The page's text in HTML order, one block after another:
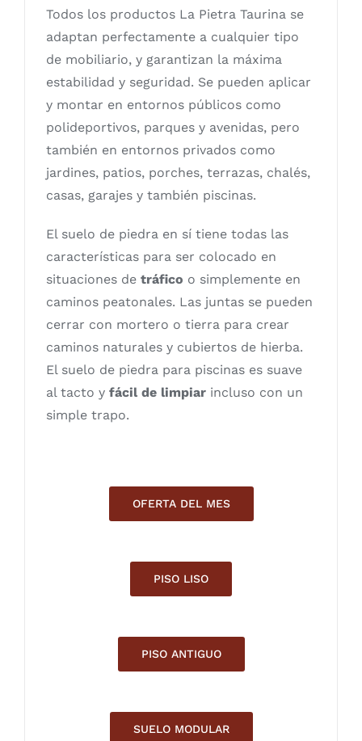
Todos los productos La Pietra Taurina se
adaptan perfectamente a cualquier tipo
de mobiliario, y garantizan la máxima
estabilidad y seguridad. Se pueden aplicar
y montar en entornos públicos como
polideportivos, parques y avenidas, pero
también en entornos privados como
jardines, patios, porches, terrazas, chalés,
casas, garajes y también piscinas.
El suelo de piedra en sí tiene todas las
características para ser colocado en
situaciones de tráfico o simplemente en
caminos peatonales. Las juntas se pueden
cerrar con mortero o tierra para crear
caminos naturales y cubiertos de hierba.
El suelo de piedra para piscinas es suave
al tacto y fácil de limpiarincluso con un
simple trapo.
OFERTA DEL MES
PISO LISO
PISO ANTIGUO
SUELO MODULAR